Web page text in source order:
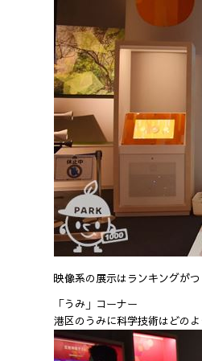
映像系の展示はランキングが
「うみ」コーナー
港区のうみに科学技術はどの